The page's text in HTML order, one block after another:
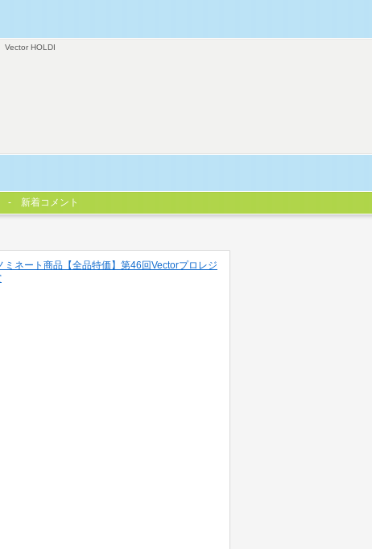
Vector HOLDI
新着コメント